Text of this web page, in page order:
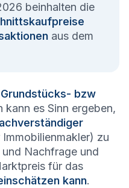
beinhalten die
aus dem
bzw
kann es Sinn ergeben,
zu
Nachfrage und
für das
kann.